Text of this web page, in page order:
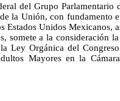
del Grupo
la Unión, con fundamento
Estados Unidos Mexicanos,
somete a la consideración
Ley Orgánica del
Mayores en la